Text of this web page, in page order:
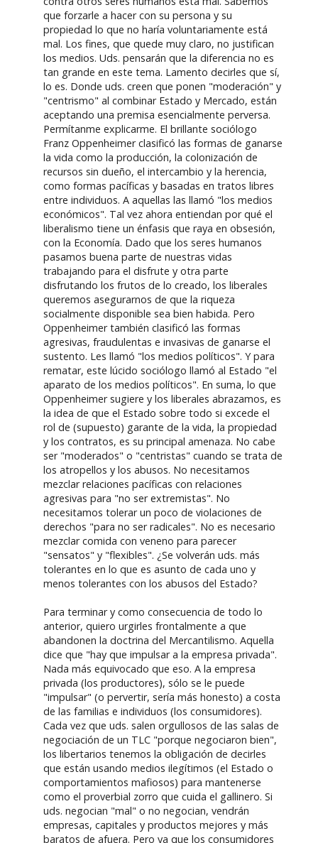
que forzarle a hacer con su persona y su
propiedad lo que no haría voluntariamente está
mal. Los fines, que quede muy claro, no justifican
los medios. Uds. pensarán que la diferencia no es
tan grande en este tema. Lamento decirles que sí,
lo es. Donde uds. creen que ponen "moderación" y
"centrismo" al combinar Estado y Mercado, están
aceptando una premisa esencialmente perversa.
Permítanme explicarme. El brillante sociólogo
Franz Oppenheimer clasificó las formas de ganarse
la vida como la producción, la colonización de
recursos sin dueño, el intercambio y la herencia,
como formas pacíficas y basadas en tratos libres
entre individuos. A aquellas las llamó "los medios
económicos". Tal vez ahora entiendan por qué el
liberalismo tiene un énfasis que raya en obsesión,
con la Economía. Dado que los seres humanos
pasamos buena parte de nuestras vidas
trabajando para el disfrute y otra parte
disfrutando los frutos de lo creado, los liberales
queremos asegurarnos de que la riqueza
socialmente disponible sea bien habida. Pero
Oppenheimer también clasificó las formas
agresivas, fraudulentas e invasivas de ganarse el
sustento. Les llamó "los medios políticos". Y para
rematar, este lúcido sociólogo llamó al Estado "el
aparato de los medios políticos". En suma, lo que
Oppenheimer sugiere y los liberales abrazamos, es
la idea de que el Estado sobre todo si excede el
rol de (supuesto) garante de la vida, la propiedad
y los contratos, es su principal amenaza. No cabe
ser "moderados" o "centristas" cuando se trata de
los atropellos y los abusos. No necesitamos
mezclar relaciones pacíficas con relaciones
agresivas para "no ser extremistas". No
necesitamos tolerar un poco de violaciones de
derechos "para no ser radicales". No es necesario
mezclar comida con veneno para parecer
"sensatos" y "flexibles". ¿Se volverán uds. más
tolerantes en lo que es asunto de cada uno y
menos tolerantes con los abusos del Estado?
Para terminar y como consecuencia de todo lo
anterior, quiero urgirles frontalmente a que
abandonen la doctrina del Mercantilismo. Aquella
dice que "hay que impulsar a la empresa privada".
Nada más equivocado que eso. A la empresa
privada (los productores), sólo se le puede
"impulsar" (o pervertir, sería más honesto) a costa
de las familias e individuos (los consumidores).
Cada vez que uds. salen orgullosos de las salas de
negociación de un TLC "porque negociaron bien",
los libertarios tenemos la obligación de decirles
que están usando medios ilegítimos (el Estado o
comportamientos mafiosos) para mantenerse
como el proverbial zorro que cuida el gallinero. Si
uds. negocian "mal" o no negocian, vendrán
empresas, capitales y productos mejores y más
baratos de afuera. Pero ya que los consumidores